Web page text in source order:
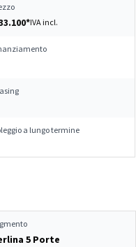
IVA incl.
a lungo termine
5 Porte